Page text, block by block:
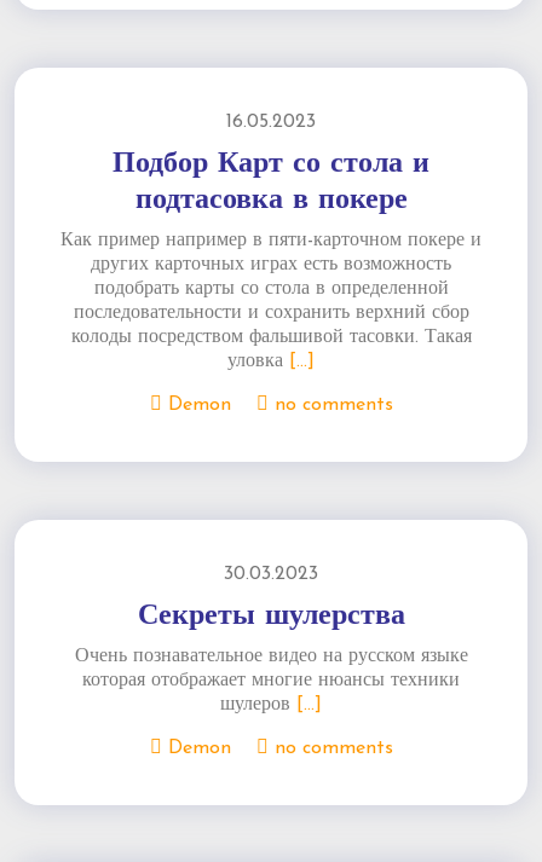
16.05.2023
Подбор Карт со стола и
подтасовка в покере
Как пример например в пяти-карточном покере и
других карточных играх есть возможность
подобрать карты со стола в определенной
последовательности и сохранить верхний сбор
колоды посредством фальшивой тасовки. Такая
уловка
[...]
Demon no comments
30.03.2023
Секреты шулерства
Очень познавательное видео на русском языке
которая отображает многие нюансы техники
шулеров
[...]
Demon no comments